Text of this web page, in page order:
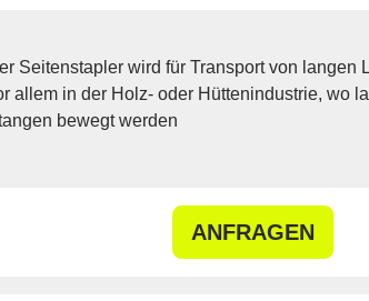
Seitenstapler wird für Transport von langen
allem in der Holz- oder Hüttenindustrie, wo
bewegt werden
ANFRAGEN